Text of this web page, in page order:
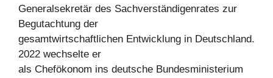
Generalsekretär des Sachverständigenrates zur
Begutachtung der
gesamtwirtschaftlichen Entwicklung in Deutschland.
2022 wechselte er
als Chefökonom ins deutsche Bundesministerium